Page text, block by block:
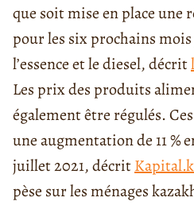
que soit mise en place une
pour les six prochains
l’essence et le diesel, décrit
Les prix des produits
également être régulés.
une augmentation de 11 %
juillet 2021, décrit
pèse sur les ménages